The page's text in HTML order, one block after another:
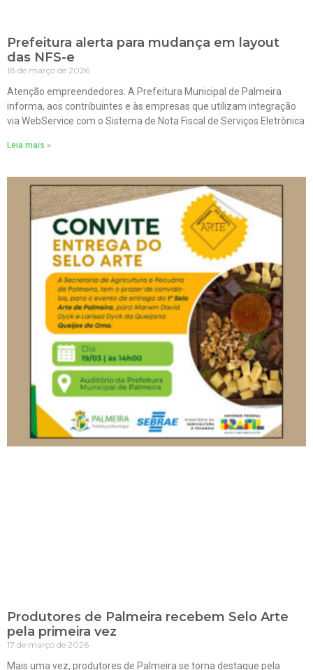
Prefeitura alerta para mudança em layout
das NFS-e
18 de março de 2026
Atenção empreendedores. A Prefeitura Municipal de Palmeira
informa, aos contribuintes e às empresas que utilizam integração
via WebService com o Sistema de Nota Fiscal de Serviços Eletrônica
Leia mais »
Produtores de Palmeira recebem Selo Arte
pela primeira vez
17 de março de 2026
Mais uma vez, produtores de Palmeira se torna destaque pela